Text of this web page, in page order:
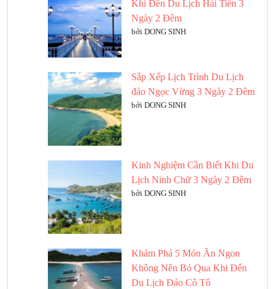
Khi Đến Du Lịch Hải Tiến 3
Ngày 2 Đêm
bởi DONG SINH
Sắp Xếp Lịch Trình Du Lịch
đảo Ngọc Vừng 3 Ngày 2 Đêm
bởi DONG SINH
Kinh Nghiệm Cần Biết Khi Du
Lịch Ninh Chữ 3 Ngày 2 Đêm
bởi DONG SINH
Khám Phá 5 Món Ăn Ngon
Không Nên Bỏ Qua Khi Đến
Du Lịch Đảo Cô Tô